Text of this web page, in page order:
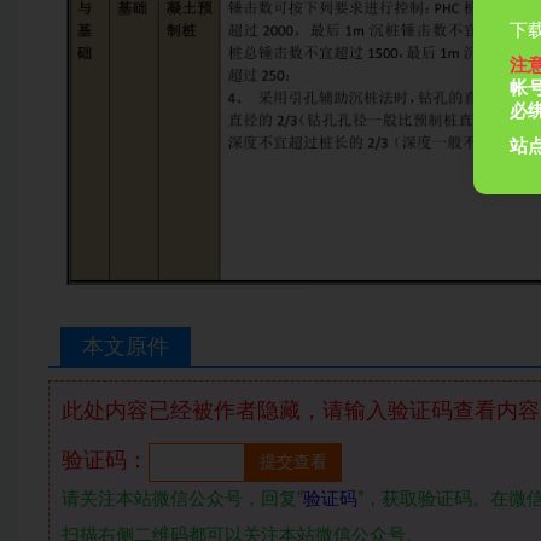
本文原件
此处内容已经被作者隐藏，请输入验证码查看内容
验证码：
请关注本站微信公众号，回复“验证码”，获取验证码。在微
扫描右侧二维码都可以关注本站微信公众号。
下
注
帐
必
站